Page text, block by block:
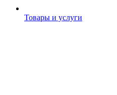
Товары и услуги